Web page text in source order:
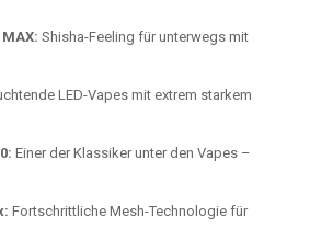
Shisha-Feeling für unterwegs mit
LED-Vapes mit extrem starkem
Einer der Klassiker unter den Vapes –
Fortschrittliche Mesh-Technologie für